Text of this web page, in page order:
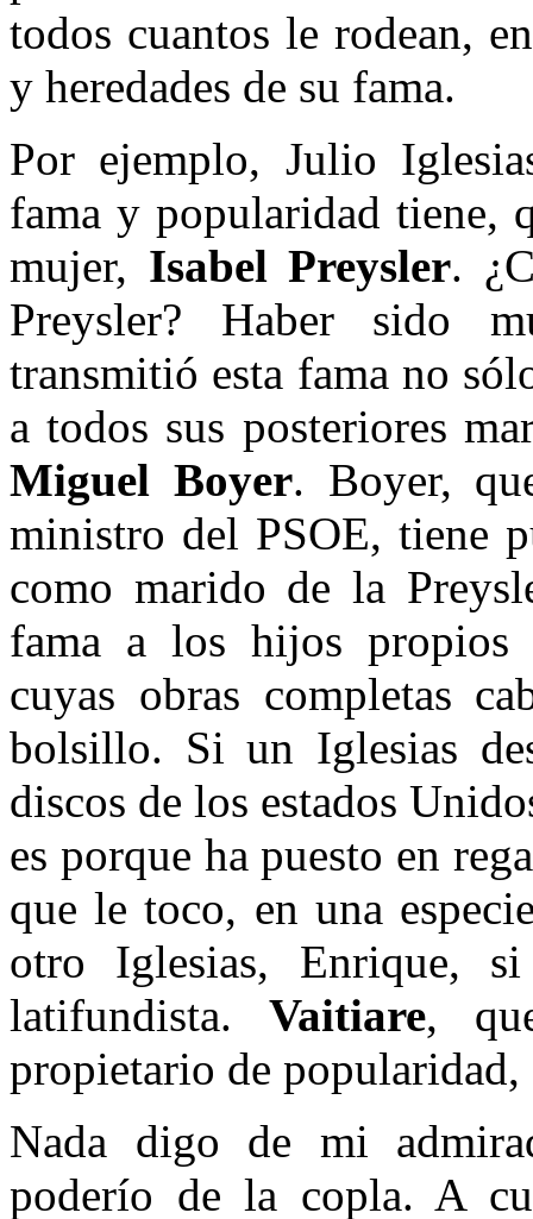
todos cuantos le rodean,
y heredades de su fama.
Por ejemplo, Julio
fama y popularidad tiene,
mujer, Isabel Preysler.
Preysler? Haber sido
transmitió esta fama no
a todos sus posteriores
Miguel Boyer. Boyer,
ministro del PSOE, tiene
como marido de la
fama a los hijos
cuyas obras completas
bolsillo. Si un Iglesias
discos de los estados
es porque ha puesto en
que le toco, en una
otro Iglesias, Enrique,
latifundista. Vaitiare,
propietario de popularidad,
Nada digo de mi
poderío de la copla. A